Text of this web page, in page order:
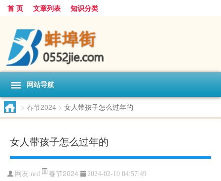
首 页 文章列表 知识分类
网站导航
> 春节2024 > 女人带孩子怎么过年的
女人带孩子怎么过年的
网友:nrd 春节2024 2024-02-10 04:57:49